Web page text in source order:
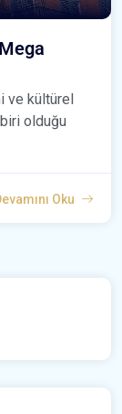
ve kültürel
olduğu
Oku